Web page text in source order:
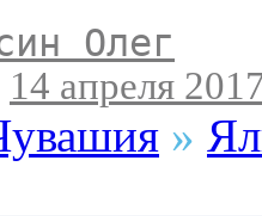
Олег
14 апреля
»